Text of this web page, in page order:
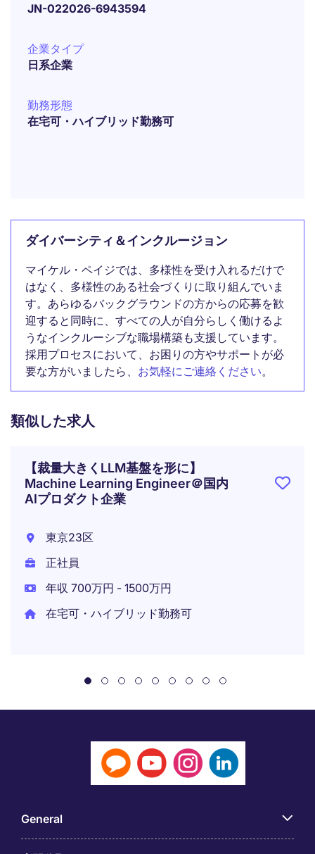
JN-022026-6943594
企業タイプ
日系企業
勤務形態
在宅可・ハイブリッド勤務可
ダイバーシティ＆インクルージョン
マイケル・ペイジでは、多様性を受け入れるだけで
はなく、多様性のある社会づくりに取り組んでいま
す。あらゆるバックグラウンドの方からの応募を歓
迎すると同時に、すべての人が自分らしく働けるよ
うなインクルーシブな職場構築も支援しています。
採用プロセスにおいて、お困りの方やサポートが必
要な方がいましたら、 お気軽にご連絡ください。
類似した求人
【裁量大きくLLM基盤を形に】
Machine Learning Engineer＠国内
AIプロダクト企業
東京23区
正社員
年収 700万円 - 1500万円
在宅可・ハイブリッド勤務可
General